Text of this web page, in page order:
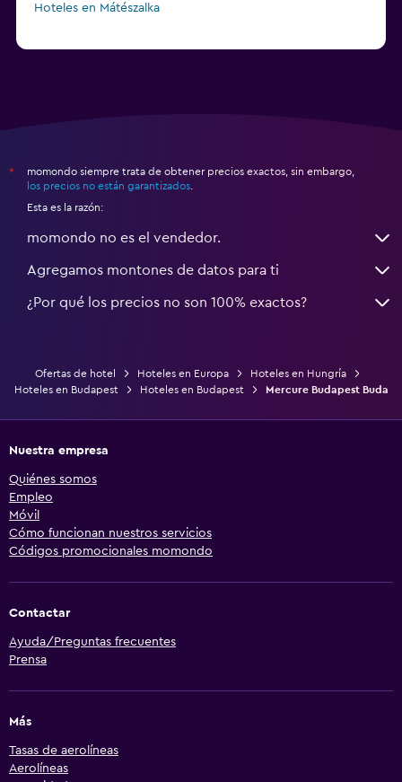
Hoteles en Mátészalka
*
momondo siempre trata de obtener precios exactos, sin embargo,
los precios no están garantizados
Esta es la razón:
momondo no es el vendedor.
Agregamos montones de datos para ti
¿Por qué los precios no son 100% exactos?
Ofertas de hotel Hoteles en Europa
Hoteles en Hungría
Hoteles en Budapest
Hoteles en Budapest Mercure Budapest Buda
Nuestra empresa
Quiénes somos
Empleo
Móvil
Cómo funcionan nuestros servicios
Códigos promocionales momondo
Contactar
Ayuda/Preguntas frecuentes
Prensa
Más
Tasas de aerolíneas
Aerolíneas